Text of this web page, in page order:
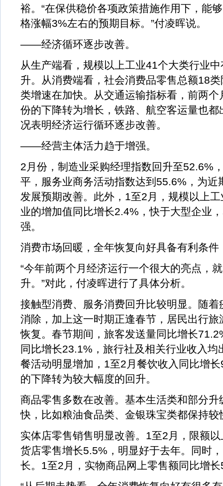
裕。“在保供稳价各项政策措施作用下，能
格涨幅3%左右的预期目标。”付凌晖说。
——经济循环逐步改善。
从生产端看，规模以上工业41个大类行业
升。从消费端看，社会消费品零售总额18
类增速在加快。从交通运输指标看，前两
份的下降转为增长，铁路、航空客运量也
况表明经济运行循环逐步改善。
——经营主体活力趋于增强。
2月份，制造业采购经理指数回升至52.6%
平，服务业商务活动指数达到55.6%，为近
发展预期改善。此外，1至2月，规模以上
业的增加值同比增长2.4%，快于大型企业
强。
消费市场回暖，全年恢复向好具备有利条件
“今年前两个月经济运行一个很大的亮点，
升。”对此，付凌晖进行了具体分析。
接触型消费、服务消费回升比较明显。随
消除，加上这一时期正逢春节，居民出行
恢复。春节期间，旅客发送量同比增长
同比增长23.1%，旅行社及相关行业收入均
餐活动明显增加，1至2月餐饮收入同比增
的下降转为较大幅度的回升。
商品零售多数在改善。基本生活类和部分
快，比如粮油食品类、金银珠宝类都保持较
实体店零售销售明显改善。1至2月，限额
货店零售增长5.5%，明显好于去年。同时
长。1至2月，实物商品网上零售额同比增